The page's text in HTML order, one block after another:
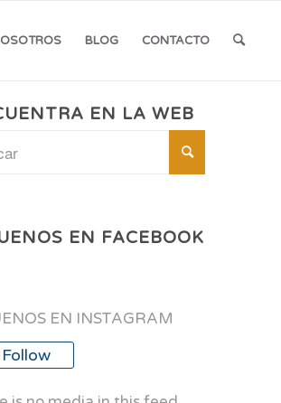
BLOG CONTACTO
EN LA WEB
EN FACEBOOK
EN INSTAGRAM
Follow